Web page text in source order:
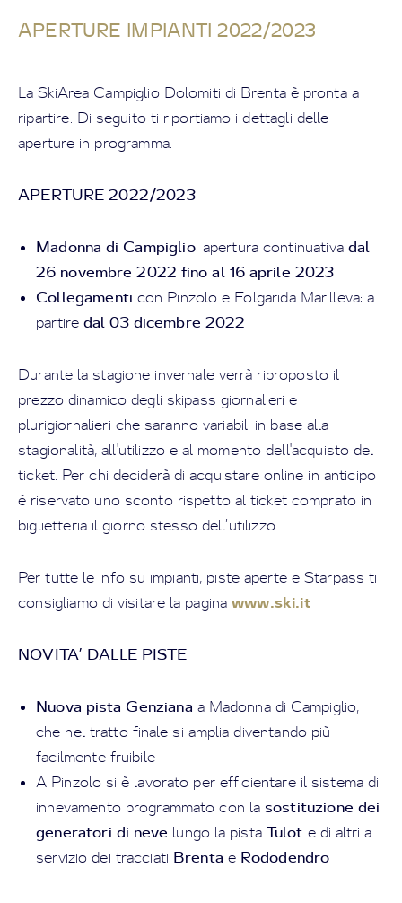
APERTURE IMPIANTI 2022/2023
La SkiArea Campiglio Dolomiti di Brenta è pronta a
ripartire. Di seguito ti riportiamo i dettagli delle
aperture in programma.
APERTURE 2022/2023
Madonna di Campiglio: apertura continuativa dal
26 novembre 2022 fino al 16 aprile 2023
Collegamenti con Pinzolo e Folgarida Marilleva: a
partiredal 03 dicembre 2022
Durante la stagione invernale verrà riproposto il
prezzo dinamico degli skipass giornalieri e
plurigiornalieri che saranno variabili in base alla
stagionalità, all'utilizzo e al momento dell'acquisto del
ticket. Per chi deciderà di acquistare online in anticipo
è riservato uno sconto rispetto al ticket comprato in
biglietteria il giorno stesso dell’utilizzo.
Per tutte le info su impianti, piste aperte e Starpass ti
consigliamo di visitare la paginawww.ski.it
NOVITA’ DALLE PISTE
Nuova pista Genziana a Madonna di Campiglio,
che nel tratto finale si amplia diventando più
facilmente fruibile
A Pinzolo si è lavorato per efficientare il sistema di
innevamento programmato con la sostituzione dei
generatori di neve lungo la pista Tulot e di altri a
servizio dei tracciati Brenta e Rododendro